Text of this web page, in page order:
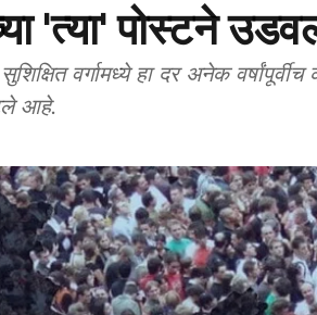
'त्या' पोस्टने
वर्गामध्ये हा दर अनेक वर्षांपूर्वीच
आहे.